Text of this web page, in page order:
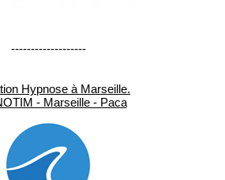
-------------------
Hypnose à Marseille.
- Marseille - Paca